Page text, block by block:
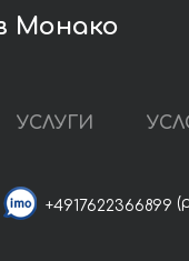
Монако
УСЛУГИ
+4917622366899